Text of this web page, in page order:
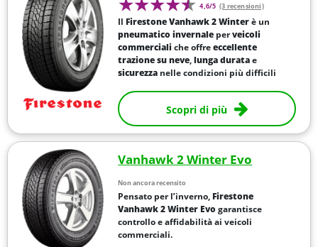
4,6/5 (3 recensioni)
Il Firestone Vanhawk 2 Winterè un
pneumatico invernale perveicoli
commerciali che offreeccellente
trazione su neve,lunga duratae
sicurezza nelle condizioni più difficili
Scopri di più
Vanhawk 2 Winter Evo
Non ancora recensito
Pensato per l’inverno, Firestone
Vanhawk 2 Winter Evo garantisce
controllo e affidabilità ai veicoli
commerciali.